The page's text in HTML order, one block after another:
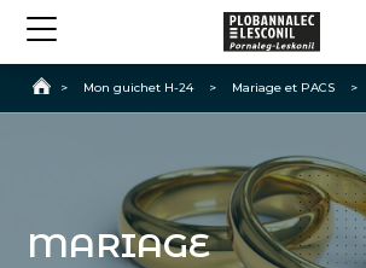
Accueil
> Mon guichet H-24 > Mariage et PACS >
MARIAGE